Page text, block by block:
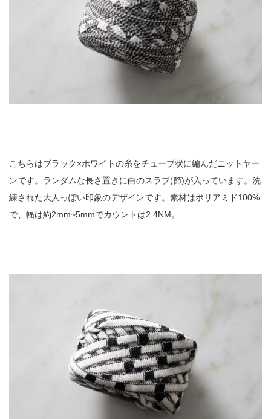
こちらはブラック×ホワイトの糸をチューブ状に編んだニットヤー
ンです。ランダムな長さ置きに白のスラブ(節)が入っています。洗
練された大人っぽい印象のデザインです。素材はポリアミド100%
で、幅は約2mm~5mmでカウントは2.4NM。